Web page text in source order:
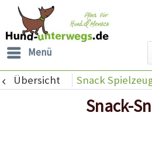
Menü
Übersicht Snack
Snack-